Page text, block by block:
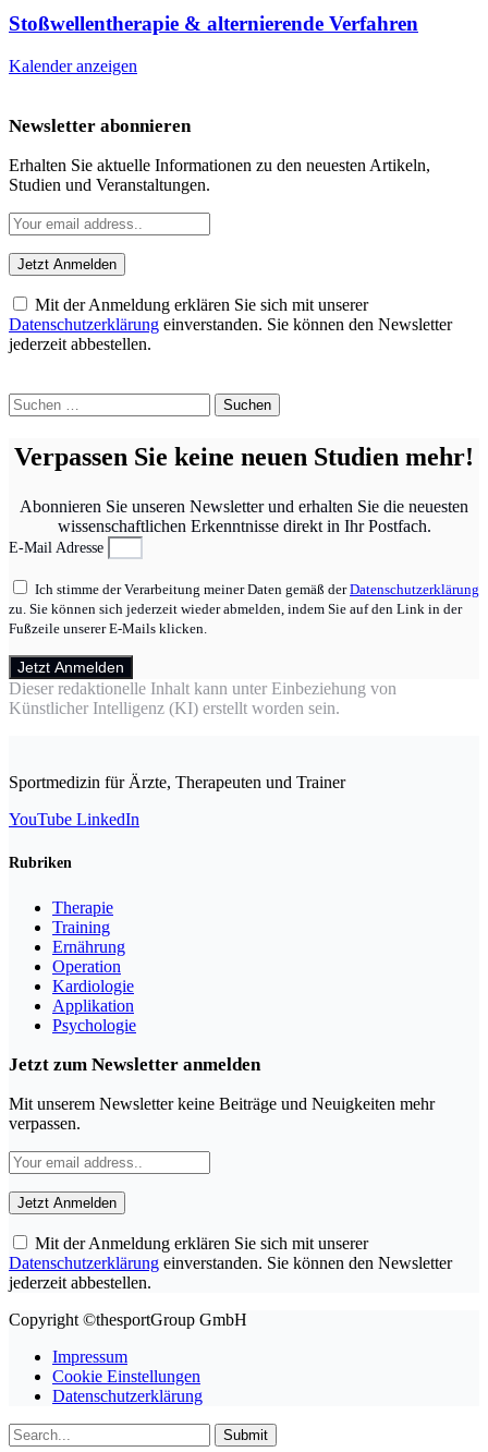
Stoßwellentherapie & alternierende Verfahren
Kalender anzeigen
Newsletter abonnieren
Erhalten Sie aktuelle Informationen zu den neuesten Artikeln,
Studien und Veranstaltungen.
Mit der Anmeldung erklären Sie sich mit unserer
Datenschutzerklärung einverstanden. Sie können den Newsletter
jederzeit abbestellen.
Suchen
nach:
Verpassen Sie keine neuen Studien mehr!
Abonnieren Sie unseren Newsletter und erhalten Sie die neuesten
wissenschaftlichen Erkenntnisse direkt in Ihr Postfach.
E-Mail Adresse
Ich stimme der Verarbeitung meiner Daten gemäß derDatenschutzerklärung
zu. Sie können sich jederzeit wieder abmelden, indem Sie auf den Link in der
Fußzeile unserer E-Mails klicken.
Jetzt Anmelden
Dieser redaktionelle Inhalt kann unter Einbeziehung von
Künstlicher Intelligenz (KI) erstellt worden sein.
Sportmedizin für Ärzte, Therapeuten und Trainer
YouTube LinkedIn
Rubriken
Therapie
Training
Ernährung
Operation
Kardiologie
Applikation
Psychologie
Jetzt zum Newsletter anmelden
Mit unserem Newsletter keine Beiträge und Neuigkeiten mehr
verpassen.
Mit der Anmeldung erklären Sie sich mit unserer
Datenschutzerklärung einverstanden. Sie können den Newsletter
jederzeit abbestellen.
Copyright ©thesportGroup GmbH
Impressum
Cookie Einstellungen
Datenschutzerklärung
Submit